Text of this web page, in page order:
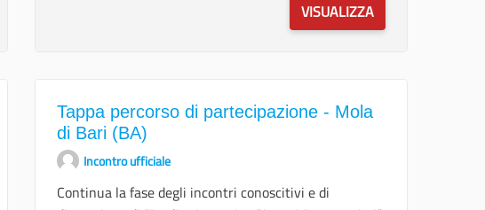
VISUALIZZA
Tappa percorso di partecipazione - Mola
di Bari (BA)
Incontro ufficiale
Continua la fase degli incontri conoscitivi e di